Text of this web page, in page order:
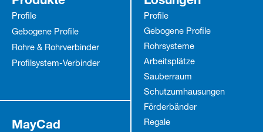
Profile
Gebogene Profile
Rohre & Rohrverbinder
Profilsystem-Verbinder
Profile
Gebogene Profile
Rohrsysteme
Arbeitsplätze
Sauberraum
Schutz­umhausungen
Förderbänder
Regale
MayCad